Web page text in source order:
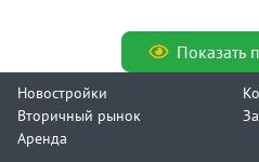
Показать
Новостройки
Вторичный рынок
Аренда